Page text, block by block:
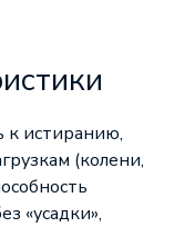
к истиранию,
(колени,
«усадки»,